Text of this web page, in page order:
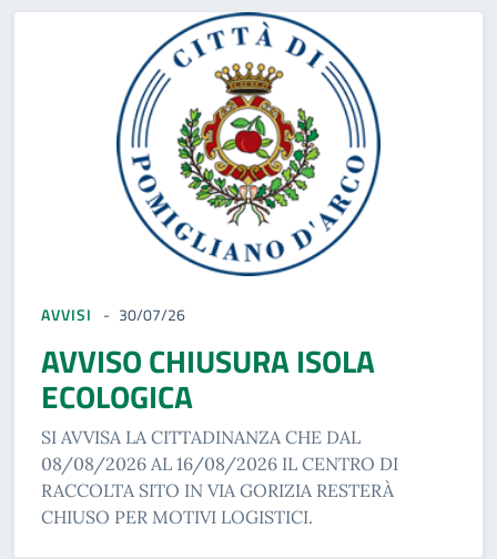
AVVISI 30/07/26
AVVISO CHIUSURA ISOLA
ECOLOGICA
SI AVVISA LA CITTADINANZA CHE DAL
08/08/2026 AL 16/08/2026 IL CENTRO DI
RACCOLTA SITO IN VIA GORIZIA RESTERÀ
CHIUSO PER MOTIVI LOGISTICI.